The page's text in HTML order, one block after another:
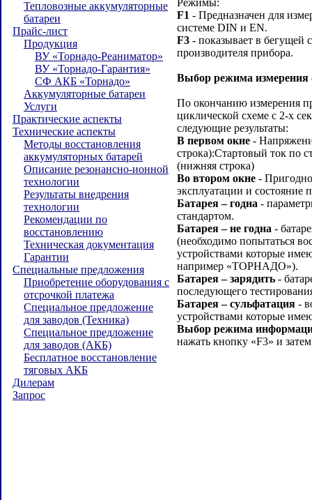
Тепловозные аккумуляторные
батареи
Прайс-лист
Продукция
ВУ «Торнадо-Реаниматор»
ВУ «Торнадо-Гарантия»
СФ АКБ «Торнадо»
Аккумуляторные батареи
Услуги
Практические аспекты
Технические аспекты
Методы восстановления
аккумуляторных батарей
Описание резонансно-ионной
технологии
Результаты внедрения
технологии
Рекомендации по
восстановлению
Техническая документация
Гарантии
Специальные предложения
Приобретение оборудования с
отсрочкой платежа
Специальное предложение
для заводов (Техника)
Специальное предложение
для заводов (АКБ)
Бесплатное восстановление
тяговых АКБ
Дилерам
Запрос
Режимы:
F1 - Предназначен для
системе DIN и EN.
F3 - показывает в бегущей
производителя прибора.
Выбор режима измерения
По окончанию измерения
циклической схеме с 2-х
следующие результаты:
В первом окне -
строка):Стартовый ток по
(нижняя строка)
Во втором окне -
эксплуатации и состояние
Батарея – годна -
стандартом.
Батарея – не годна -
(необходимо попытаться
устройствами которые
например «ТОРНАДО»).
Батарея – зарядить -
последующего
Батарея – сульфатация -
устройствами которые
Выбор режима
нажать кнопку «F3» и